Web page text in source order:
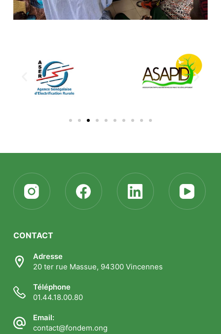
CONTACT
Adresse
20 ter rue Massue, 94300 Vincennes
Téléphone
01.44.18.00.80
Email:
contact@fondem.ong